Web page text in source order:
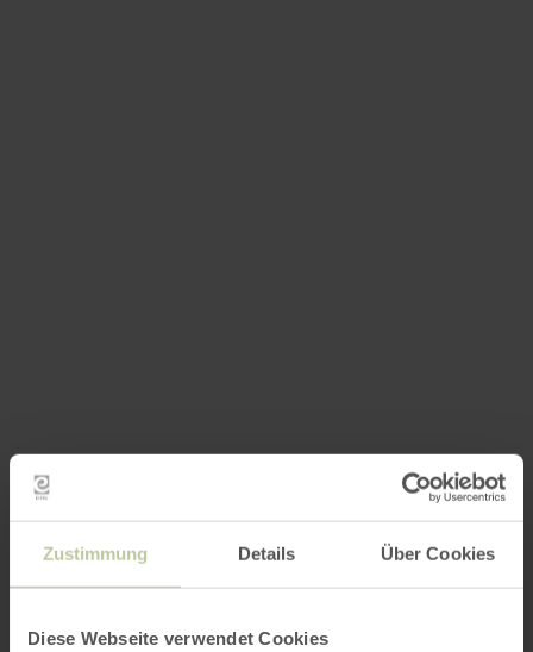
Zustimmung Details Über Cookies
Diese Webseite verwendet Cookies